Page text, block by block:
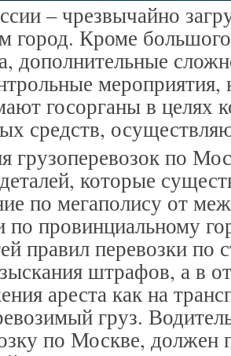
– чрезвычайно
город. Кроме
дополнительные
мероприятия,
госорганы в целях
средств,
грузоперевозок по
которые
по мегаполису от
по провинциальному
правил перевозки по
штрафов, а в
ареста как на
груз.
по Москве, должен